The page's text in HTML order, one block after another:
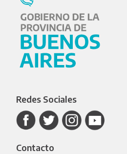
Redes Sociales
Contacto